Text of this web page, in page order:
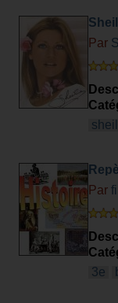
Par
Par
c'est
3e